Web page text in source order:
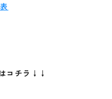
コチラ↓↓